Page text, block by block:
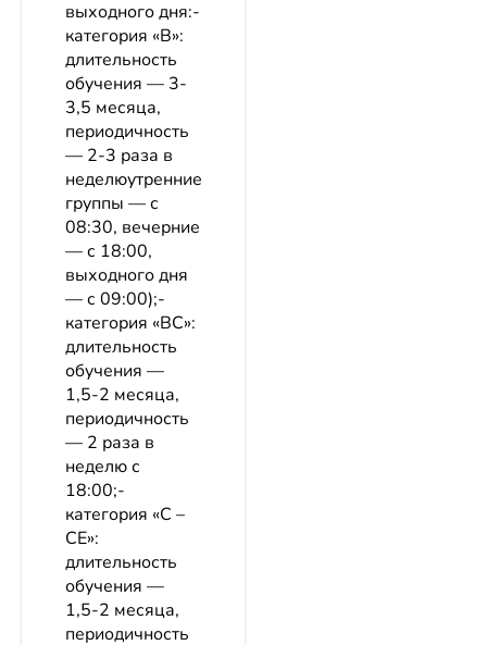
выходного дня:-
категория «В»:
длительность
обучения — 3-
3,5 месяца,
периодичность
— 2-3 раза в
неделюутренние
группы — с
08:30, вечерние
— с 18:00,
выходного дня
— с 09:00);-
категория «ВС»:
длительность
обучения —
1,5-2 месяца,
периодичность
— 2 раза в
неделю с
18:00;-
категория «С –
СЕ»:
длительность
обучения —
1,5-2 месяца,
периодичность